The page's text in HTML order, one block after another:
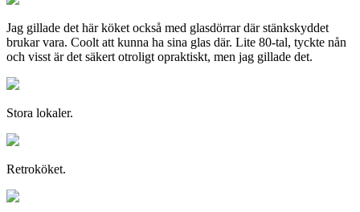
Jag gillade det här köket också med glasdörrar där stänkskyddet
brukar vara. Coolt att kunna ha sina glas där. Lite 80-tal, tyckte nån
och visst är det säkert otroligt opraktiskt, men jag gillade det.
Stora lokaler.
Retroköket.